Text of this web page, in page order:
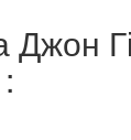
Джон